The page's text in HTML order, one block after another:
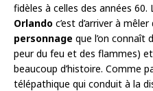
fidèles à celles des années
Orlando c’est d’arriver à mêler
personnage que l’on connaît
peur du feu et des flammes)
beaucoup d’histoire. Comme
télépathique qui conduit à la